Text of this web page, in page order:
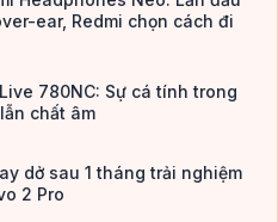
ear, Redmi chọn cách đi
780NC: Sự cá tính trong
chất âm
dở sau 1 tháng trải nghiệm
2 Pro